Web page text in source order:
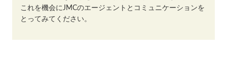
これを機会にJMCのエージェントとコミュニケーションを
とってみてください。